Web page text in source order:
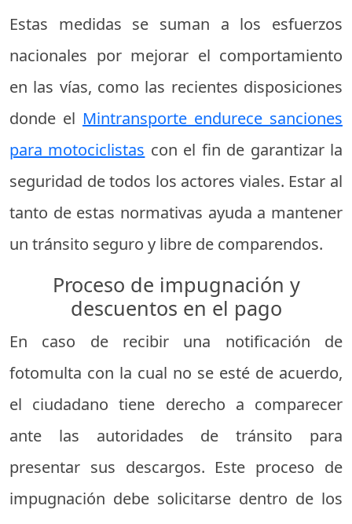
Estas medidas se suman a los esfuerzos
nacionales por mejorar el comportamiento
en las vías, como las recientes disposiciones
donde el Mintransporte endurece sanciones
para motociclistas con el fin de garantizar la
seguridad de todos los actores viales. Estar al
tanto de estas normativas ayuda a mantener
un tránsito seguro y libre de comparendos.
Proceso de impugnación y
descuentos en el pago
En caso de recibir una notificación de
fotomulta con la cual no se esté de acuerdo,
el ciudadano tiene derecho a comparecer
ante las autoridades de tránsito para
presentar sus descargos. Este proceso de
impugnación debe solicitarse dentro de los